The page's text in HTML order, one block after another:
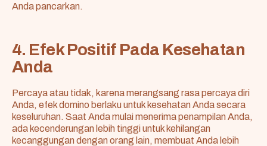
Anda pancarkan.
4. Efek Positif Pada Kesehatan
Anda
Percaya atau tidak, karena merangsang rasa percaya diri
Anda, efek domino berlaku untuk kesehatan Anda secara
keseluruhan. Saat Anda mulai menerima penampilan Anda,
ada kecenderungan lebih tinggi untuk kehilangan
kecanggungan dengan orang lain, membuat Anda lebih